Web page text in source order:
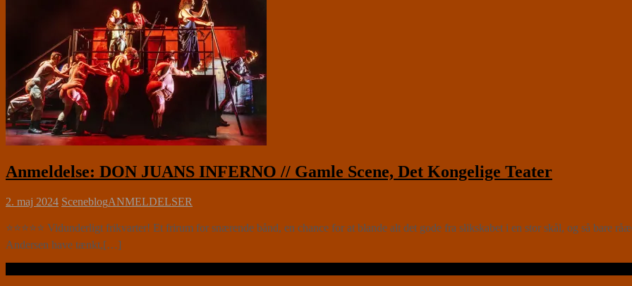
Anmeldelse: DON JUANS INFERNO // Gamle Scene, Det Kongelige Teater
2. maj 2024 SceneblogANMELDELSER
⭐⭐⭐⭐⭐ Vidunderligt frikvarter! Et frirum for snærende bånd, en chance for at blande alt det gode fra slikskabet i en stor skål, og så bare
Andersen have tænkt,[…]